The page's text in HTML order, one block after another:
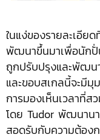
ในแง่ของรายละเอีย
พัฒนาขึ้นมาเพื่อนักปั่
ถูกปรับปรุงและพัฒน
และขอบสเกลนี้จะมีมุ
การมองเห็นเวลาที่
โดย Tudor พัฒนาน
สอดรับกับความต้อง